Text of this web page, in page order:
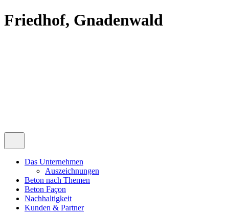
Friedhof, Gnadenwald
Das Unternehmen
Auszeichnungen
Beton nach Themen
Beton Façon
Nachhaltigkeit
Kunden & Partner